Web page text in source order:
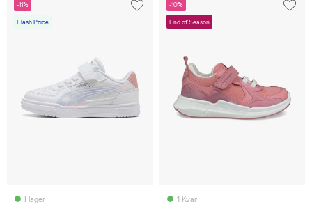
-11%
Flash Price
I lager
-10%
End of Season
1 Kvar